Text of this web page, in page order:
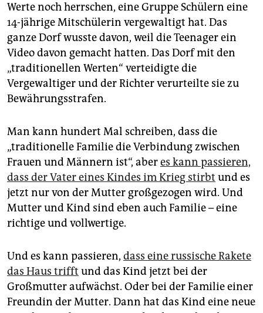
Werte noch herrschen, eine Gruppe Schülern eine
14-jährige Mitschülerin vergewaltigt hat. Das
ganze Dorf wusste davon, weil die Teenager ein
Video davon gemacht hatten. Das Dorf mit den
„traditionellen Werten“ verteidigte die
Vergewaltiger und der Richter verurteilte sie zu
Bewährungsstrafen.
Man kann hundert Mal schreiben, dass die
„traditionelle Familie die Verbindung zwischen
Frauen und Männern ist“, aberes kann passieren,
dass der Vater eines Kindes im Krieg stirbt und es
jetzt nur von der Mutter großgezogen wird. Und
Mutter und Kind sind eben auch Familie – eine
richtige und vollwertige.
Und es kann passieren, dass eine russische Rakete
das Haus trifft und das Kind jetzt bei der
Großmutter aufwächst. Oder bei der Familie einer
Freundin der Mutter. Dann hat das Kind eine neue